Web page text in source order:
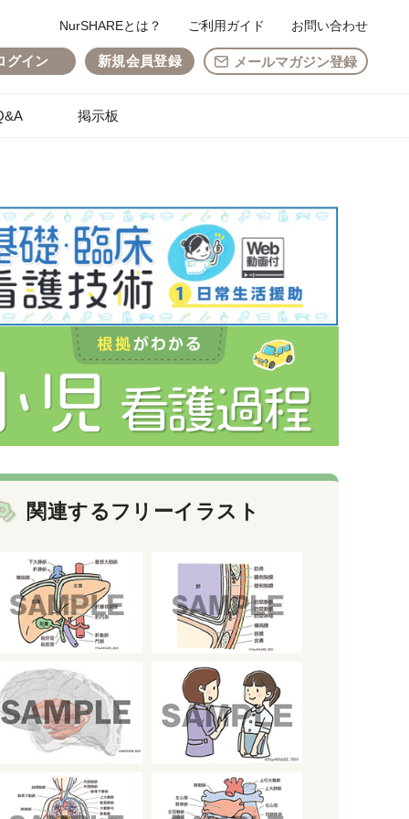
NurSHAREとは？ ご利用ガイド お問い合わせ
グイン 新規会員登録 メールマガジン登録
掲示板
関連するフリーイラスト